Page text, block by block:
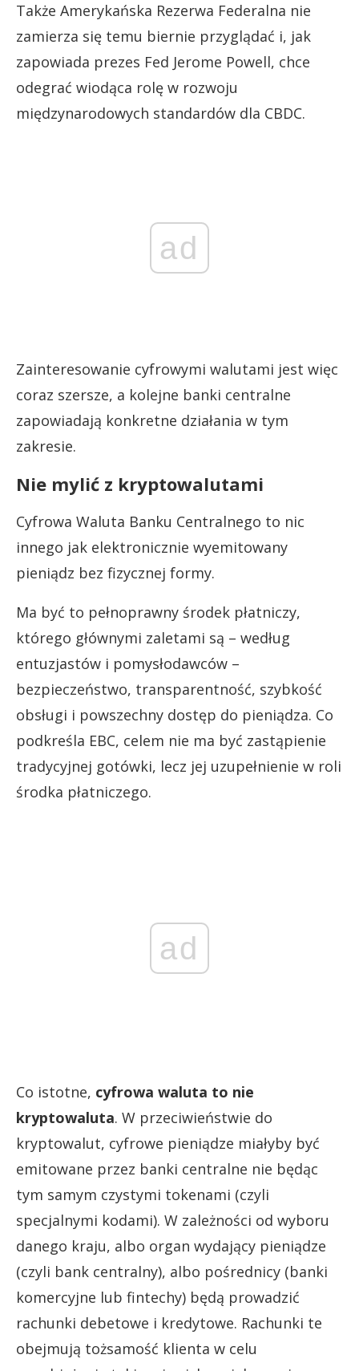
Także Amerykańska Rezerwa Federalna nie
zamierza się temu biernie przyglądać i, jak
zapowiada prezes Fed Jerome Powell, chce
odegrać wiodąca rolę w rozwoju
międzynarodowych standardów dla CBDC.
ad
Zainteresowanie cyfrowymi walutami jest więc
coraz szersze, a kolejne banki centralne
zapowiadają konkretne działania w tym
zakresie.
Nie mylić z kryptowalutami
Cyfrowa Waluta Banku Centralnego to nic
innego jak elektronicznie wyemitowany
pieniądz bez fizycznej formy.
Ma być to pełnoprawny środek płatniczy,
którego głównymi zaletami są – według
entuzjastów i pomysłodawców –
bezpieczeństwo, transparentność, szybkość
obsługi i powszechny dostęp do pieniądza. Co
podkreśla EBC, celem nie ma być zastąpienie
tradycyjnej gotówki, lecz jej uzupełnienie w roli
środka płatniczego.
ad
Co istotne, cyfrowa waluta to nie
kryptowaluta. W przeciwieństwie do
kryptowalut, cyfrowe pieniądze miałyby być
emitowane przez banki centralne nie będąc
tym samym czystymi tokenami (czyli
specjalnymi kodami). W zależności od wyboru
danego kraju, albo organ wydający pieniądze
(czyli bank centralny), albo pośrednicy (banki
komercyjne lub fintechy) będą prowadzić
rachunki debetowe i kredytowe. Rachunki te
obejmują tożsamość klienta w celu